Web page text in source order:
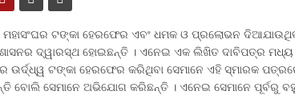
ଟଙ୍କା ହେରଫେର ଏବଂ ଧମକ ଓ ପ୍ରଲୋଭନ
ଦ୍ୱାରସ୍ଥ ହୋଇଛନ୍ତି । ଏନେଇ ଏକ ଲିଖିତ ଦାବିପତ୍ର
ଟଙ୍କା ହେରଫେର କରିଥିବା ସେମାନେ ଏହି ସ୍ମାରକ
ବୋଲି ସେମାନେ ଅଭିଯୋଗ କରିଛନ୍ତି । ଏନେଇ ସେମାନେ ପୂର୍ବରୁ